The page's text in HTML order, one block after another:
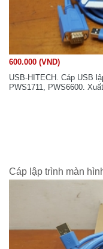
600.000 (VND)
USB-HITECH. Cáp USB
PWS1711, PWS6600.
Cáp lập trình màn